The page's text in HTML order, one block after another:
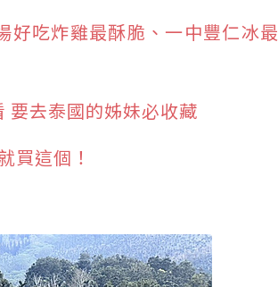
好吃炸雞最酥脆、一中豐仁冰最
要去泰國的姊妹必收藏
買這個！